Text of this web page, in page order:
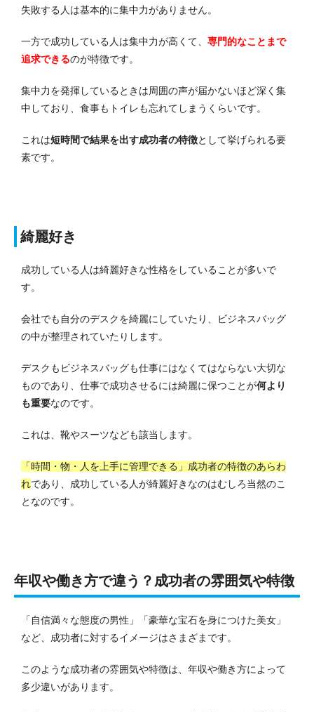
失敗する人は基本的に集中力がありません。
一方で成功している人は集中力が高くて、 専門的なことまで
追求できるのが特徴です。
集中力を発揮しているときは周囲の声が届かないほど深く集
中しており、食事もトイレも忘れてしまうくらいです。
これは短時間で結果を出す成功者の特徴として挙げられる要
素です。
綺麗好き
成功している人は綺麗好きな性格をしていることが多いで
す。
会社でも自分のデスクを綺麗にしていたり、ビジネスバッグ
の中が整理されていたりします。
デスクもビジネスバッグも仕事にはなくてはならない大切な
ものであり、仕事で成功させるには綺麗に保つことが何より
も重要なのです。
これは、靴やスーツなども該当します。
「時間・物・人を上手に管理できる」成功者の特徴のあらわ
れであり、成功している人が綺麗好きなのはむしろ当然のこ
となのです。
年収や働き方で違う？成功者の雰囲気や特徴
「自信満々な態度の男性」「豪華な宝石を身につけた美女」
など、成功者に対するイメージはさまざまです。
このような成功者の雰囲気や特徴は、年収や働き方によって
多少違いがあります。